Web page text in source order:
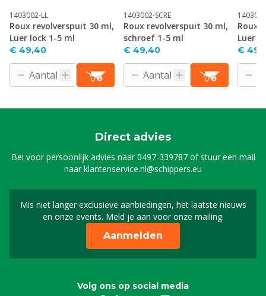
1403002-LL
Roux revolverspuit 30 ml,
Luer lock 1-5 ml
€ 49,40
1403002-SCRE
Roux revolverspuit 30 ml,
schroef 1-5 ml
€ 49,40
Roux
Luer
€
Direct advies
Bel voor persoonlijk advies naar0497-339787of stuur een mail
naarklantenservice.nl@schippers.eu
Mis niet langer exclusieve aanbiedingen, het laatste nieuws
en onze events. Meld je aan voor onze mailing.
Schrijf je in voor onze
Aanmelden
Volg ons op social media